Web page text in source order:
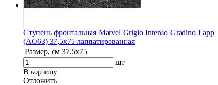
Ступень фронтальная Marvel Grigio Intenso Gradino Lapp
(AO63) 37,5x75 лаппатированная
Размер, см 37.5x75
шт
В корзину
Oтложить